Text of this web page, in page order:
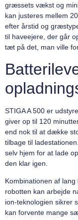
græssets vækst og
kan justeres mellem
efter årstid og
til haveejere, der går
tæt på det, man ville
STIGA A 500 er
giver op til 120
end nok til at dække
tilbage til
selv hjem for at lade
den klar igen.
Kombinationen af
robotten kan arbejde
ion-teknologien sikrer
kan forvente mange